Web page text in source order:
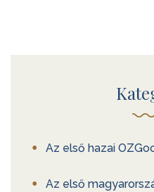
Az első hazai
Az első